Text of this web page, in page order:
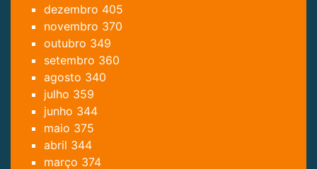
dezembro 405
novembro 370
outubro 349
setembro 360
agosto 340
julho 359
junho 344
maio 375
abril 344
março 374